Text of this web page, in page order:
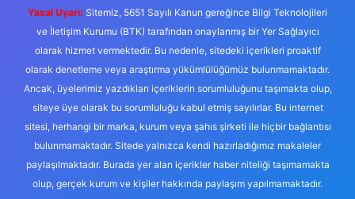
Yasal Uyarı: Sitemiz, 5651 Sayılı Kanun gereğince Bilgi Teknolojileri
ve İletişim Kurumu (BTK) tarafından onaylanmış bir Yer Sağlayıcı
olarak hizmet vermektedir. Bu nedenle, sitedeki içerikleri proaktif
olarak denetleme veya araştırma yükümlülüğümüz bulunmamaktadır.
Ancak, üyelerimiz yazdıkları içeriklerin sorumluluğunu taşımakta olup,
siteye üye olarak bu sorumluluğu kabul etmiş sayılırlar. Bu internet
sitesi, herhangi bir marka, kurum veya şahıs şirketi ile hiçbir bağlantısı
bulunmamaktadır. Sitede yalnızca kendi hazırladığımız makaleler
paylaşılmaktadır. Burada yer alan içerikler haber niteliği taşımamakta
olup, gerçek kurum ve kişiler hakkında paylaşım yapılmamaktadır.